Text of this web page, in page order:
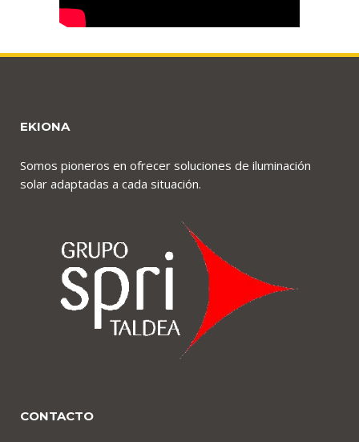
EKIONA
Somos pioneros en ofrecer soluciones de iluminación
solar adaptadas a cada situación.
CONTACTO